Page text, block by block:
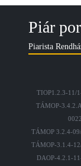
Piár
Piarista
TIOP1.2.3-11/
TÁMOP-
0022
TÁMOP 3.2.4-
TÁMOP-3.1.4-
DAOP-4.2.1-